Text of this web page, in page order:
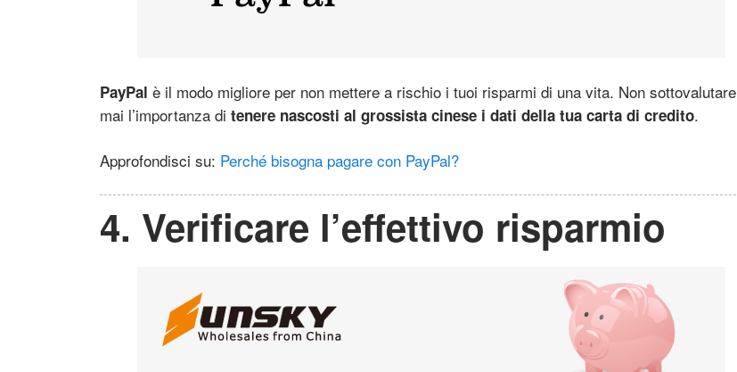
PayPal è il modo migliore per non mettere a rischio i tuoi risparmi di una vita. Non sottovalutare
mai l’importanza di tenere nascosti al grossista cinese i dati della tua carta di credito.
Approfondisci su: Perché bisogna pagare con PayPal?
4. Verificare l’effettivo risparmio